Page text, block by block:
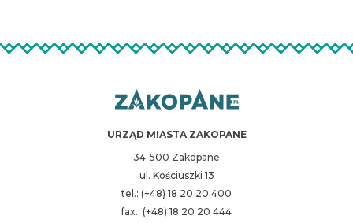
URZĄD MIASTA ZAKOPANE
34-500 Zakopane
ul. Kościuszki 13
tel.: (+48) 18 20 20 400
fax.: (+48) 18 20 20 444